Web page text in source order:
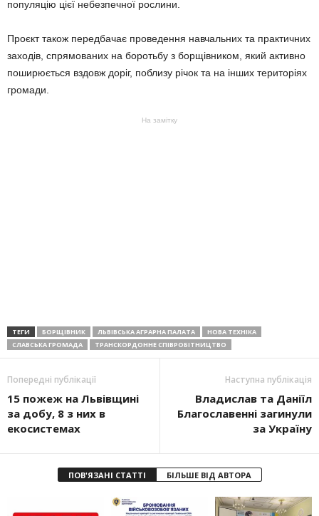
популяцію цієї небезпечної рослини.
Проєкт також передбачає проведення навчальних та практичних
заходів, спрямованих на боротьбу з борщівником, який активно
поширюється вздовж доріг, поблизу річок та на інших територіях
громади.
На замітку
ТЕГИ БОРЩІВНИК ЛЬВІВСЬКА АГРАРНА ПАЛАТА
НОВА ТЕХНІКА
СЛАВСЬКА ГРОМАДА
ТРАНСКОРДОННЕ СПІВРОБІТНИЦТВО
Попередні публікації
15 пожеж на Львівщині
за добу, 8 з них в
екосистемах
Наступна публікація
Владислав та Даніїл
Благославенні загинули
за Україну
ПОВ'ЯЗАНІ СТАТТІ БІЛЬШЕ ВІД АВТОРА